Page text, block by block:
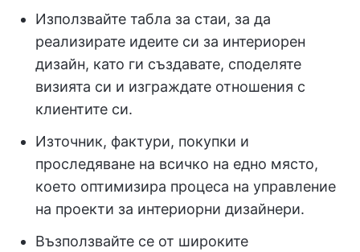
Използвайте табла за стаи, за да
реализирате идеите си за интериорен
дизайн, като ги създавате, споделяте
визията си и изграждате отношения с
клиентите си.
Източник, фактури, покупки и
проследяване на всичко на едно място,
което оптимизира процеса на управление
на проекти за интериорни дизайнери.
Възползвайте се от широките